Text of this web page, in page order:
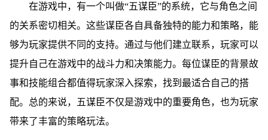
在游戏中，有一个叫做“五谋臣”的系统，它与角色之间
的关系密切相关。这些谋臣各自具备独特的能力和策略，能
够为玩家提供不同的支持。通过与他们建立联系，玩家可以
提升自己在游戏中的战斗力和决策能力。每位谋臣的背景故
事和技能组合都值得玩家深入探索，找到最适合自己的搭
配。总的来说，五谋臣不仅是游戏中的重要角色，也为玩家
带来了丰富的策略玩法。